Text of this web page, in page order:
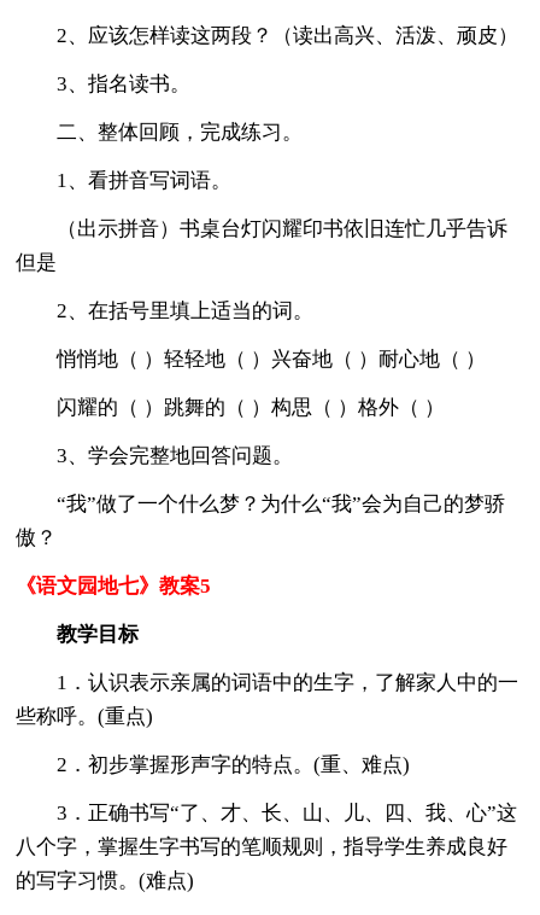
2、应该怎样读这两段？（读出高兴、活泼、顽皮）
3、指名读书。
二、整体回顾，完成练习。
1、看拼音写词语。
（出示拼音）书桌台灯闪耀印书依旧连忙几乎告诉
但是
2、在括号里填上适当的词。
悄悄地（ ）轻轻地（ ）兴奋地（ ）耐心地（ ）
闪耀的（ ）跳舞的（ ）构思（ ）格外（ ）
3、学会完整地回答问题。
“我”做了一个什么梦？为什么“我”会为自己的梦骄
傲？
《语文园地七》教案5
教学目标
1．认识表示亲属的词语中的生字，了解家人中的一
些称呼。(重点)
2．初步掌握形声字的特点。(重、难点)
3．正确书写“了、才、长、山、儿、四、我、心”这
八个字，掌握生字书写的笔顺规则，指导学生养成良好
的写字习惯。(难点)